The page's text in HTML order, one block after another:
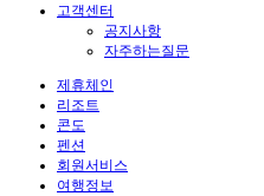
고객센터
공지사항
자주하는질문
제휴체인
리조트
콘도
펜션
회원서비스
여행정보